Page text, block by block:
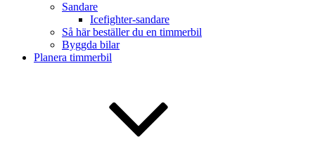
Sandare
Icefighter-sandare
Så här beställer du en timmerbil
Byggda bilar
Planera timmerbil